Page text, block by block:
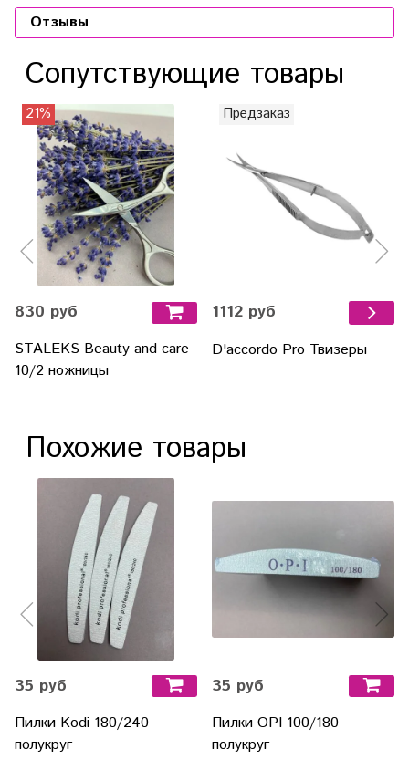
Отзывы
Сопутствующие товары
21%
830 руб
STALEKS Beauty and care
10/2 ножницы
Предзаказ
1112 руб
D'accordo Pro Твизеры
Похожие товары
35 руб
Пилки Kodi 180/240
полукруг
35 руб
Пилки OPI 100/180
полукруг